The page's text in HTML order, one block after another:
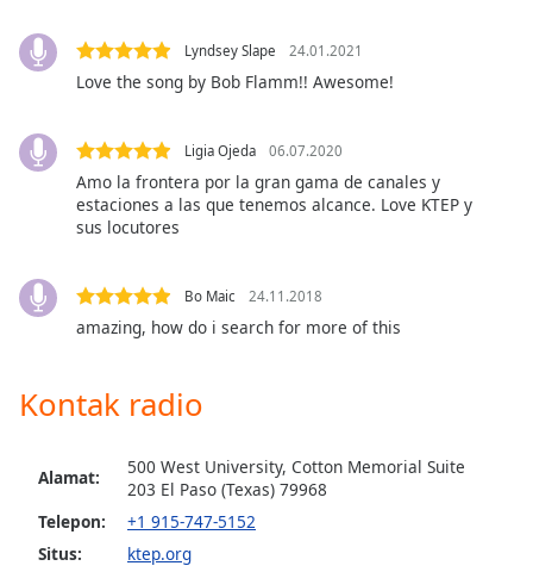
opens
subtitles
settings
subtitles
off
selected
Picture-
This
modal
Beginning
Lyndsey Slape 24.01.2021
Love the song by Bob Flamm!! Awesome!
Ligia Ojeda 06.07.2020
Amo la frontera por la gran gama de canales y
estaciones a las que tenemos alcance. Love KTEP y
sus locutores
Bo Maic 24.11.2018
amazing, how do i search for more of this
Kontak radio
Alamat:
500 West University, Cotton Memorial Suite
203 El Paso (Теxas) 79968
Telepon:
+1 915-747-5152
Situs:
ktep.org